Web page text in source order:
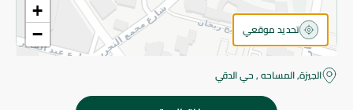
+
−
تحديد موقعي
الجيزة, المساحه , حي الدقي